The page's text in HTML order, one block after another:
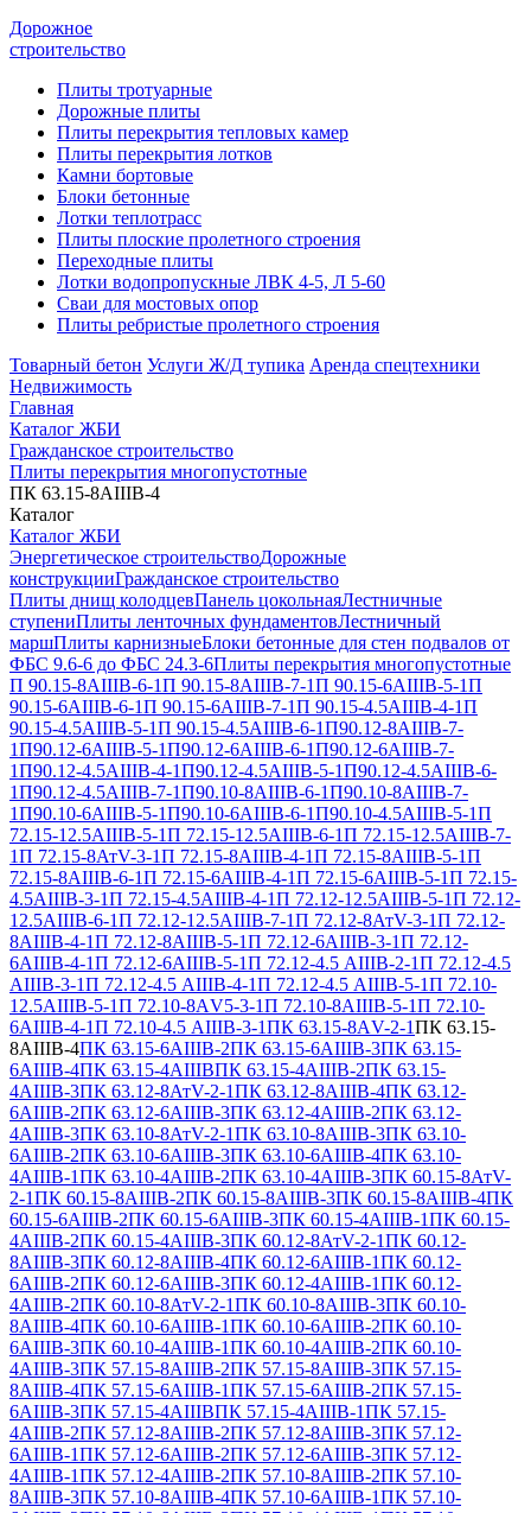
Дорожное
строительство
Плиты тротуарные
Дорожные плиты
Плиты перекрытия тепловых камер
Плиты перекрытия лотков
Камни бортовые
Блоки бетонные
Лотки теплотрасс
Плиты плоские пролетного строения
Переходные плиты
Лотки водопропускные ЛВК 4-5, Л 5-60
Сваи для мостовых опор
Плиты ребристые пролетного строения
Товарный бетон Услуги Ж/Д тупика Аренда спецтехники
Недвижимость
Главная
Каталог ЖБИ
Гражданское строительство
Плиты перекрытия многопустотные
ПК 63.15-8АIIIВ-4
Каталог
Каталог ЖБИ
Энергетическое строительствоДорожные
конструкцииГражданское строительство
Плиты днищ колодцевПанель цокольнаяЛестничные
ступениПлиты ленточных фундаментовЛестничный
маршПлиты карнизныеБлоки бетонные для стен подвалов от
ФБС 9.6-6 до ФБС 24.3-6Плиты перекрытия многопустотные
П 90.15-8АIIIВ-6-1П 90.15-8АIIIВ-7-1П 90.15-6АIIIВ-5-1П
90.15-6АIIIВ-6-1П 90.15-6АIIIВ-7-1П 90.15-4.5АIIIВ-4-1П
90.15-4.5АIIIВ-5-1П 90.15-4.5АIIIВ-6-1П90.12-8АIIIВ-7-
1П90.12-6АIIIВ-5-1П90.12-6АIIIВ-6-1П90.12-6АIIIВ-7-
1П90.12-4.5АIIIВ-4-1П90.12-4.5АIIIВ-5-1П90.12-4.5АIIIВ-6-
1П90.12-4.5АIIIВ-7-1П90.10-8АIIIВ-6-1П90.10-8АIIIВ-7-
1П90.10-6АIIIВ-5-1П90.10-6АIIIВ-6-1П90.10-4.5АIIIВ-5-1П
72.15-12.5АIIIВ-5-1П 72.15-12.5АIIIВ-6-1П 72.15-12.5АIIIВ-7-
1П 72.15-8АтV-3-1П 72.15-8АIIIВ-4-1П 72.15-8АIIIВ-5-1П
72.15-8АIIIВ-6-1П 72.15-6АIIIВ-4-1П 72.15-6АIIIВ-5-1П 72.15-
4.5АIIIВ-3-1П 72.15-4.5АIIIВ-4-1П 72.12-12.5АIIIВ-5-1П 72.12-
12.5АIIIВ-6-1П 72.12-12.5АIIIВ-7-1П 72.12-8АтV-3-1П 72.12-
8АIIIВ-4-1П 72.12-8АIIIВ-5-1П 72.12-6АIIIВ-3-1П 72.12-
6АIIIВ-4-1П 72.12-6АIIIВ-5-1П 72.12-4.5 АIIIВ-2-1П 72.12-4.5
АIIIВ-3-1П 72.12-4.5 АIIIВ-4-1П 72.12-4.5 АIIIВ-5-1П 72.10-
12.5АIIIВ-5-1П 72.10-8АV5-3-1П 72.10-8АIIIВ-5-1П 72.10-
6АIIIВ-4-1П 72.10-4.5 АIIIВ-3-1ПК 63.15-8АV-2-1ПК 63.15-
8АIIIВ-4ПК 63.15-6АIIIВ-2ПК 63.15-6АIIIВ-3ПК 63.15-
6АIIIВ-4ПК 63.15-4АIIIВПК 63.15-4АIIIВ-2ПК 63.15-
4АIIIВ-3ПК 63.12-8АтV-2-1ПК 63.12-8АIIIВ-4ПК 63.12-
6АIIIВ-2ПК 63.12-6АIIIВ-3ПК 63.12-4АIIIВ-2ПК 63.12-
4АIIIВ-3ПК 63.10-8АтV-2-1ПК 63.10-8АIIIВ-3ПК 63.10-
6АIIIВ-2ПК 63.10-6АIIIВ-3ПК 63.10-6АIIIВ-4ПК 63.10-
4АIIIВ-1ПК 63.10-4АIIIВ-2ПК 63.10-4АIIIВ-3ПК 60.15-8АтV-
2-1ПК 60.15-8АIIIВ-2ПК 60.15-8АIIIВ-3ПК 60.15-8АIIIВ-4ПК
60.15-6АIIIВ-2ПК 60.15-6АIIIВ-3ПК 60.15-4АIIIВ-1ПК 60.15-
4АIIIВ-2ПК 60.15-4АIIIВ-3ПК 60.12-8АтV-2-1ПК 60.12-
8АIIIВ-3ПК 60.12-8АIIIВ-4ПК 60.12-6АIIIВ-1ПК 60.12-
6АIIIВ-2ПК 60.12-6АIIIВ-3ПК 60.12-4АIIIВ-1ПК 60.12-
4АIIIВ-2ПК 60.10-8АтV-2-1ПК 60.10-8АIIIВ-3ПК 60.10-
8АIIIВ-4ПК 60.10-6АIIIВ-1ПК 60.10-6АIIIВ-2ПК 60.10-
6АIIIВ-3ПК 60.10-4АIIIВ-1ПК 60.10-4АIIIВ-2ПК 60.10-
4АIIIВ-3ПК 57.15-8АIIIВ-2ПК 57.15-8АIIIВ-3ПК 57.15-
8АIIIВ-4ПК 57.15-6АIIIВ-1ПК 57.15-6АIIIВ-2ПК 57.15-
6АIIIВ-3ПК 57.15-4АIIIВПК 57.15-4АIIIВ-1ПК 57.15-
4АIIIВ-2ПК 57.12-8АIIIВ-2ПК 57.12-8АIIIВ-3ПК 57.12-
6АIIIВ-1ПК 57.12-6АIIIВ-2ПК 57.12-6АIIIВ-3ПК 57.12-
4АIIIВ-1ПК 57.12-4АIIIВ-2ПК 57.10-8АIIIВ-2ПК 57.10-
8АIIIВ-3ПК 57.10-8АIIIВ-4ПК 57.10-6АIIIВ-1ПК 57.10-